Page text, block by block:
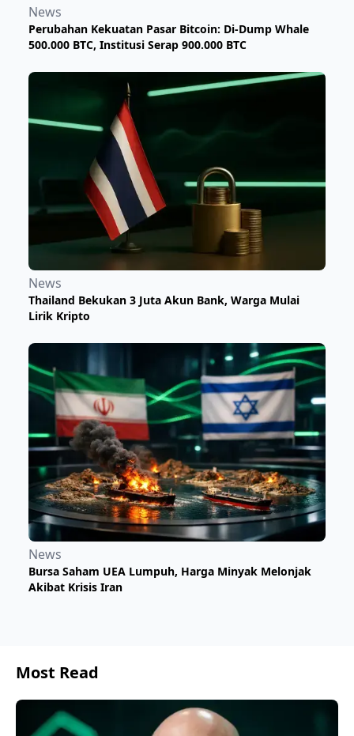
News
Perubahan Kekuatan Pasar Bitcoin: Di-Dump Whale
500.000 BTC, Institusi Serap 900.000 BTC
News
Thailand Bekukan 3 Juta Akun Bank, Warga Mulai
Lirik Kripto
News
Bursa Saham UEA Lumpuh, Harga Minyak Melonjak
Akibat Krisis Iran
Most Read